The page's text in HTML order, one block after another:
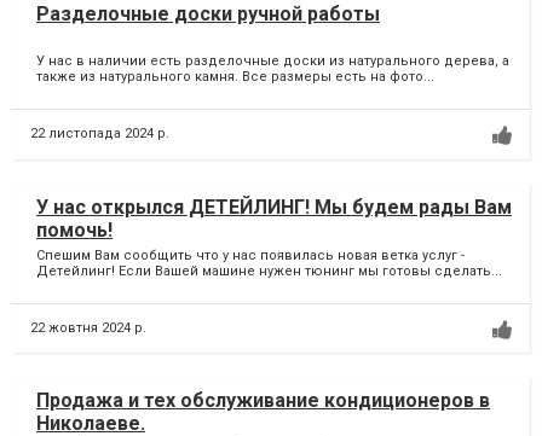
Разделочные доски ручной работы
У нас в наличии есть разделочные доски из натурального дерева, а
также из натурального камня. Все размеры есть на фото...
22 листопада 2024 р.
У нас открылся ДЕТЕЙЛИНГ! Мы будем рады Вам
помочь!
Спешим Вам сообщить что у нас появилась новая ветка услуг -
Детейлинг! Если Вашей машине нужен тюнинг мы готовы сделать...
22 жовтня 2024 р.
Продажа и тех обслуживание кондиционеров в
Николаеве.